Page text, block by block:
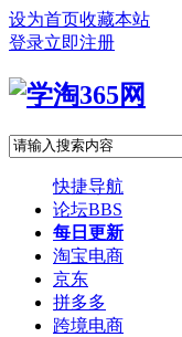
设为首页收藏本站
登录立即注册
快捷导航
论坛BBS
每日更新
淘宝电商
京东
拼多多
跨境电商